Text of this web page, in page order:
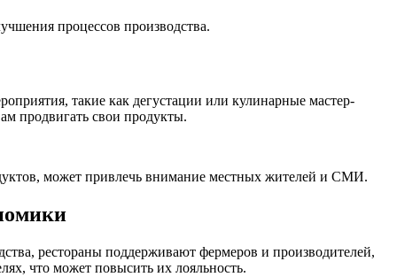
процессов производства.
такие как дегустации или кулинарные мастер-
продвигать свои продукты.
может привлечь внимание местных жителей и СМИ.
рестораны поддерживают фермеров и производителей,
что может повысить их лояльность.